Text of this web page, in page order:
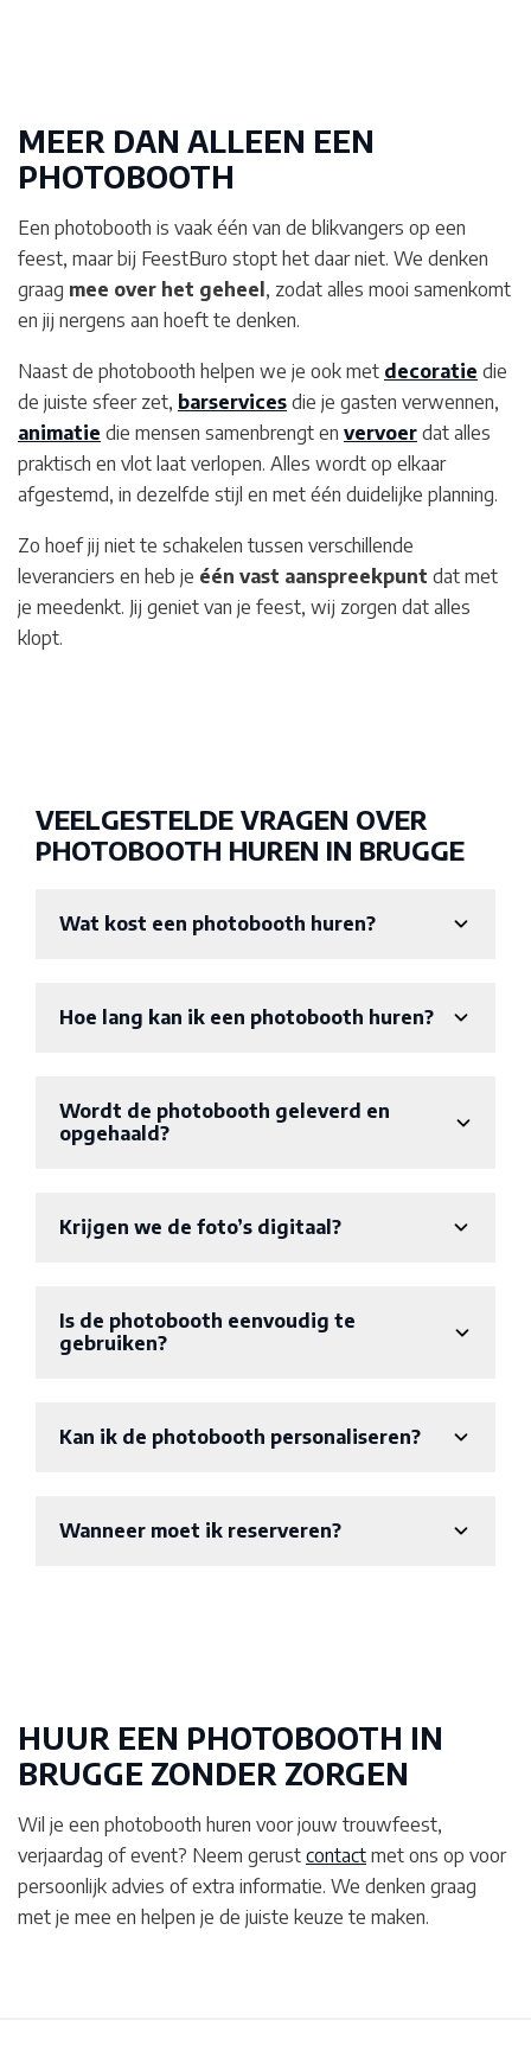
MEER DAN ALLEEN EEN
PHOTOBOOTH
Een photobooth is vaak één van de blikvangers op een
feest, maar bij FeestBuro stopt het daar niet. We denken
graag mee over het geheel, zodat alles mooi samenkomt
en jij nergens aan hoeft te denken.
Naast de photobooth helpen we je ook met decoratie die
de juiste sfeer zet, barservices die je gasten verwennen,
animatie die mensen samenbrengt en vervoer dat alles
praktisch en vlot laat verlopen. Alles wordt op elkaar
afgestemd, in dezelfde stijl en met één duidelijke planning.
Zo hoef jij niet te schakelen tussen verschillende
leveranciers en heb je één vast aanspreekpunt dat met
je meedenkt. Jij geniet van je feest, wij zorgen dat alles
klopt.
VEELGESTELDE VRAGEN OVER
PHOTOBOOTH HUREN IN BRUGGE
Wat kost een photobooth huren?
Hoe lang kan ik een photobooth huren?
Wordt de photobooth geleverd en
opgehaald?
Krijgen we de foto’s digitaal?
Is de photobooth eenvoudig te
gebruiken?
Kan ik de photobooth personaliseren?
Wanneer moet ik reserveren?
HUUR EEN PHOTOBOOTH IN
BRUGGE ZONDER ZORGEN
Wil je een photobooth huren voor jouw trouwfeest,
verjaardag of event? Neem gerust contact met ons op voor
persoonlijk advies of extra informatie. We denken graag
met je mee en helpen je de juiste keuze te maken.